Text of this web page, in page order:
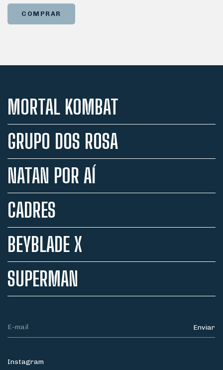
MORTAL KOMBAT
GRUPO DOS ROSA
NATAN POR AÍ
CADRES
BEYBLADE X
SUPERMAN
Instagram